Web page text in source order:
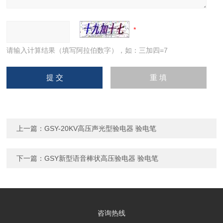
请输入计算结果（填写阿拉伯数字），如：三加四=7
上一篇：GSY-20KV高压声光型验电器 验电笔
下一篇：GSY新型语音棒状高压验电器 验电笔
咨询热线